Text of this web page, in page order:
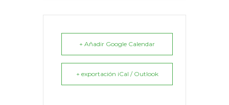
+ Añadir Google Calendar
+ exportación iCal / Outlook